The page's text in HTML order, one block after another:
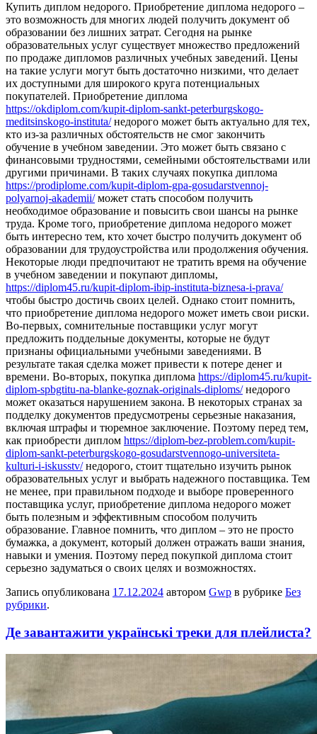
Купить диплoм нeдoрoгo. Приoбрeтeниe диплома недорого –
это возможность для многих людей получить документ об
образовании без лишних затрат. Сегодня на рынке
образовательных услуг существует множество предложений
по продаже дипломов различных учебных заведений. Цены
на такие услуги могут быть достаточно низкими, что делает
их доступными для широкого круга потенциальных
покупателей. Приобретение диплома
https://okdiplom.com/kupit-diplom-sankt-peterburgskogo-
meditsinskogo-instituta/недорого может быть актуально для тех,
кто из-за различных обстоятельств не смог закончить
обучение в учебном заведении. Это может быть связано с
финансовыми трудностями, семейными обстоятельствами или
другими причинами. В таких случаях покупка диплома
https://prodiplome.com/kupit-diplom-gpa-gosudarstvennoj-
polyarnoj-akademii/может стать способом получить
необходимое образование и повысить свои шансы на рынке
труда. Кроме того, приобретение диплома недорого может
быть интересно тем, кто хочет быстро получить документ об
образовании для трудоустройства или продолжения обучения.
Некоторые люди предпочитают не тратить время на обучение
в учебном заведении и покупают дипломы,
https://diplom45.ru/kupit-diplom-ibip-instituta-biznesa-i-prava/
чтобы быстро достичь своих целей. Однако стоит помнить,
что приобретение диплома недорого может иметь свои риски.
Во-первых, сомнительные поставщики услуг могут
предложить поддельные документы, которые не будут
признаны официальными учебными заведениями. В
результате такая сделка может привести к потере денег и
времени. Во-вторых, покупка диплома https://diplom45.ru/kupit-
diplom-spbgtitu-na-blanke-goznak-originals-diploms/недорого
может оказаться нарушением закона. В некоторых странах за
подделку документов предусмотрены серьезные наказания,
включая штрафы и тюремное заключение. Поэтому перед тем,
как приобрести диплом https://diplom-bez-problem.com/kupit-
diplom-sankt-peterburgskogo-gosudarstvennogo-universiteta-
kulturi-i-iskusstv/недорого, стоит тщательно изучить рынок
образовательных услуг и выбрать надежного поставщика. Тем
не менее, при правильном подходе и выборе проверенного
поставщика услуг, приобретение диплома недорого может
быть полезным и эффективным способом получить
образование. Главное помнить, что диплом – это не просто
бумажка, а документ, который должен отражать ваши знания,
навыки и умения. Поэтому перед покупкой диплома стоит
серьезно задуматься о своих целях и возможностях.
Запись опубликована 17.12.2024 автором Gwp в рубрике Без
рубрики.
Де завантажити українські треки для плейлиста?